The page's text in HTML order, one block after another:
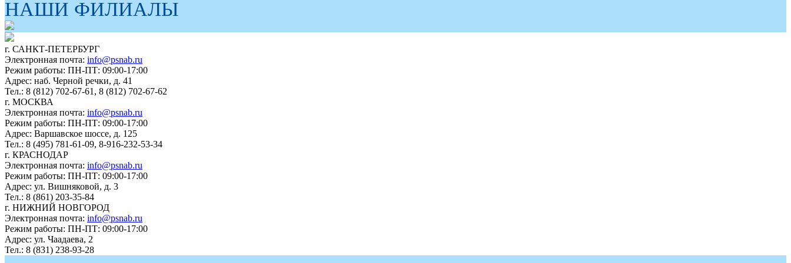
НАШИ ФИЛИАЛЫ
г. САНКТ-ПЕТЕРБУРГ
Электронная почта: info@psnab.ru
Режим работы: ПН-ПТ: 09:00-17:00
Адрес: наб. Черной речки, д. 41
Тел.: 8 (812) 702-67-61, 8 (812) 702-67-62
г. МОСКВА
Электронная почта: info@psnab.ru
Режим работы: ПН-ПТ: 09:00-17:00
Адрес: Варшавское шоссе, д. 125
Тел.: 8 (495) 781-61-09, 8-916-232-53-34
г. КРАСНОДАР
Электронная почта: info@psnab.ru
Режим работы: ПН-ПТ: 09:00-17:00
Адрес: ул. Вишняковой, д. 3
Тел.: 8 (861) 203-35-84
г. НИЖНИЙ НОВГОРОД
Электронная почта: info@psnab.ru
Режим работы: ПН-ПТ: 09:00-17:00
Адрес: ул. Чаадаева, 2
Тел.: 8 (831) 238-93-28